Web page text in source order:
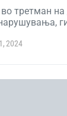
третман на
2024